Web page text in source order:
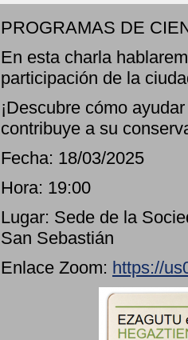
PROGRAMAS DE
En esta charla
participación de la
¡Descubre cómo
contribuye a su
Fecha: 18/03/2025
Hora: 19:00
Lugar: Sede de la
San Sebastián
Enlace Zoom: https://